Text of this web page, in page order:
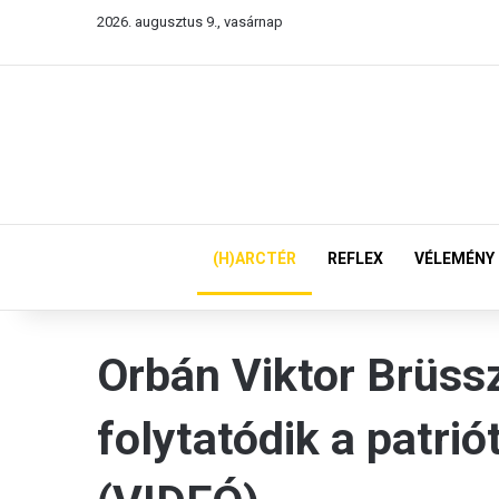
2026. augusztus 9., vasárnap
(H)ARCTÉR REFLEX VÉLEMÉNY
Orbán Viktor
folytatódik a